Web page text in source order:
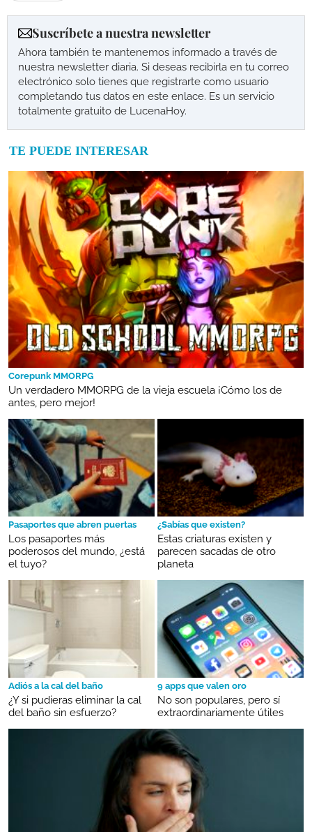
Suscríbete a nuestra newsletter
Ahora también te mantenemos informado a través de
nuestra newsletter diaria. Si deseas recibirla en tu correo
electrónico solo tienes que registrarte como usuario
completando tus datos en este enlace. Es un servicio
totalmente gratuito de LucenaHoy.
TE PUEDE INTERESAR
Corepunk MMORPG
Un verdadero MMORPG de la vieja escuela ¡Cómo los de
antes, pero mejor!
Pasaportes que abren puertas
Los pasaportes más
poderosos del mundo, ¿está
el tuyo?
¿Sabías que existen?
Estas criaturas existen y
parecen sacadas de otro
planeta
Adiós a la cal del baño
¿Y si pudieras eliminar la cal
del baño sin esfuerzo?
9 apps que valen oro
No son populares, pero sí
extraordinariamente útiles